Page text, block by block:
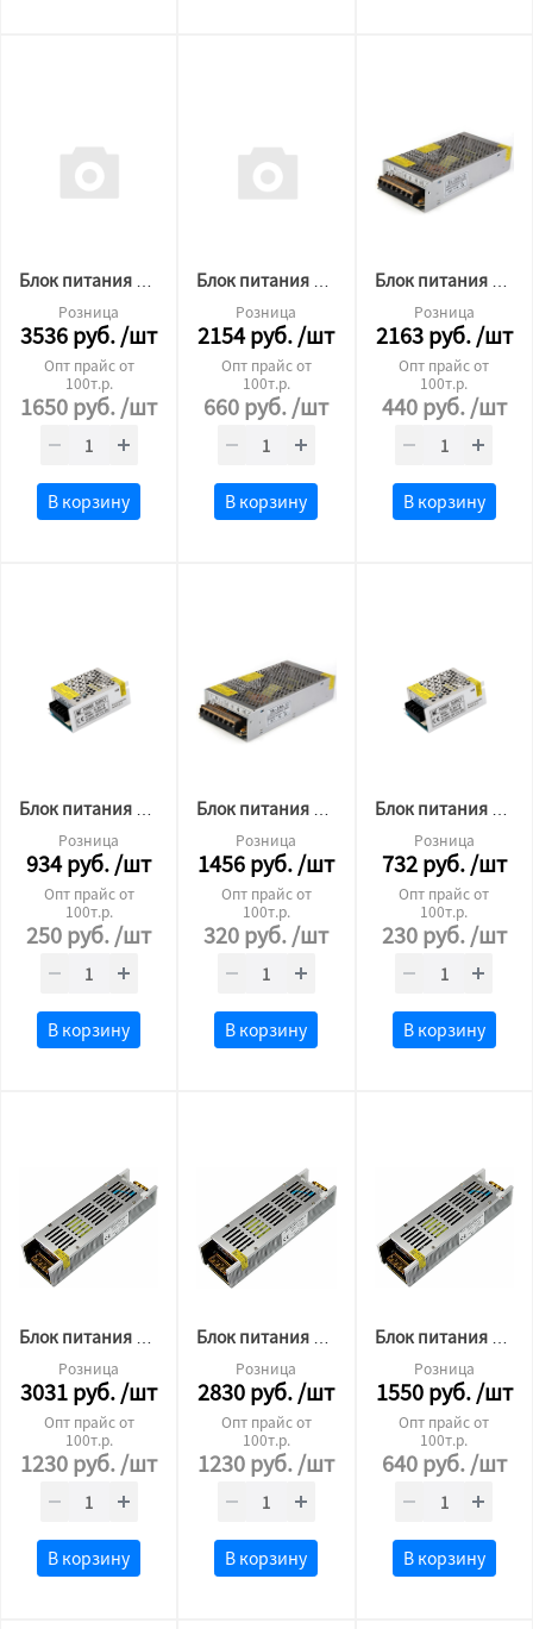
Розница
3536руб./шт
Опт прайс от
100т.р.
1650руб./шт
В корзину
Розница
2154руб./шт
Опт прайс от
100т.р.
660руб./шт
В корзину
Розница
2163руб./шт
Опт прайс от
100т.р.
440руб./шт
В корзину
Блок питания для светодиодной ленты 12v 60W
Розница
934руб./шт
Опт прайс от
100т.р.
250руб./шт
В корзину
Блок питания для светодиодной ленты 12v 100W
Розница
1456руб./шт
Опт прайс от
100т.р.
320руб./шт
В корзину
Блок питания для светодиодной ленты 12v 40W
Розница
732руб./шт
Опт прайс от
100т.р.
230руб./шт
В корзину
Блок питания для светодиодной ленты Premium12v 300W ip20
Розница
3031руб./шт
Опт прайс от
100т.р.
1230руб./шт
В корзину
Блок питания для светодиодной ленты Premium 24v 300W ip20
Розница
2830руб./шт
Опт прайс от
100т.р.
1230руб./шт
В корзину
Блок питания для светодиодной ленты Premium 24v 100W ip20
Розница
1550руб./шт
Опт прайс от
100т.р.
640руб./шт
В корзину